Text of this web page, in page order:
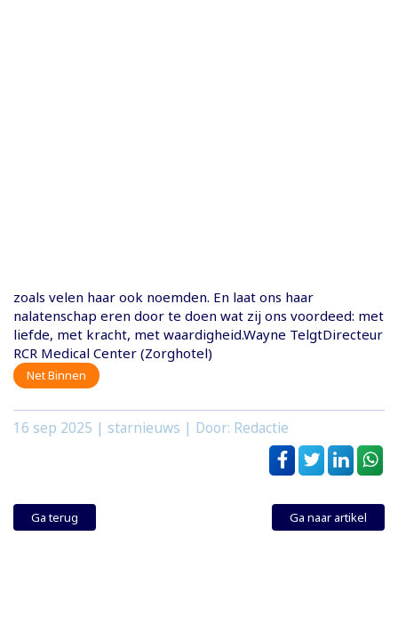
zoals velen haar ook noemden. En laat ons haar
nalatenschap eren door te doen wat zij ons voordeed: met
liefde, met kracht, met waardigheid.Wayne TelgtDirecteur
RCR Medical Center (Zorghotel)
Net Binnen
16 sep 2025 | starnieuws | Door: Redactie
Ga terug Ga naar artikel